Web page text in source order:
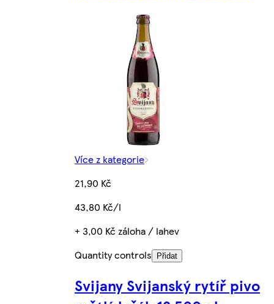
Více z kategorie
21,90 Kč
43,80 Kč/l
+ 3,00 Kč záloha / lahev
Quantity controls
Přidat
Svijany Svijanský rytíř pivo